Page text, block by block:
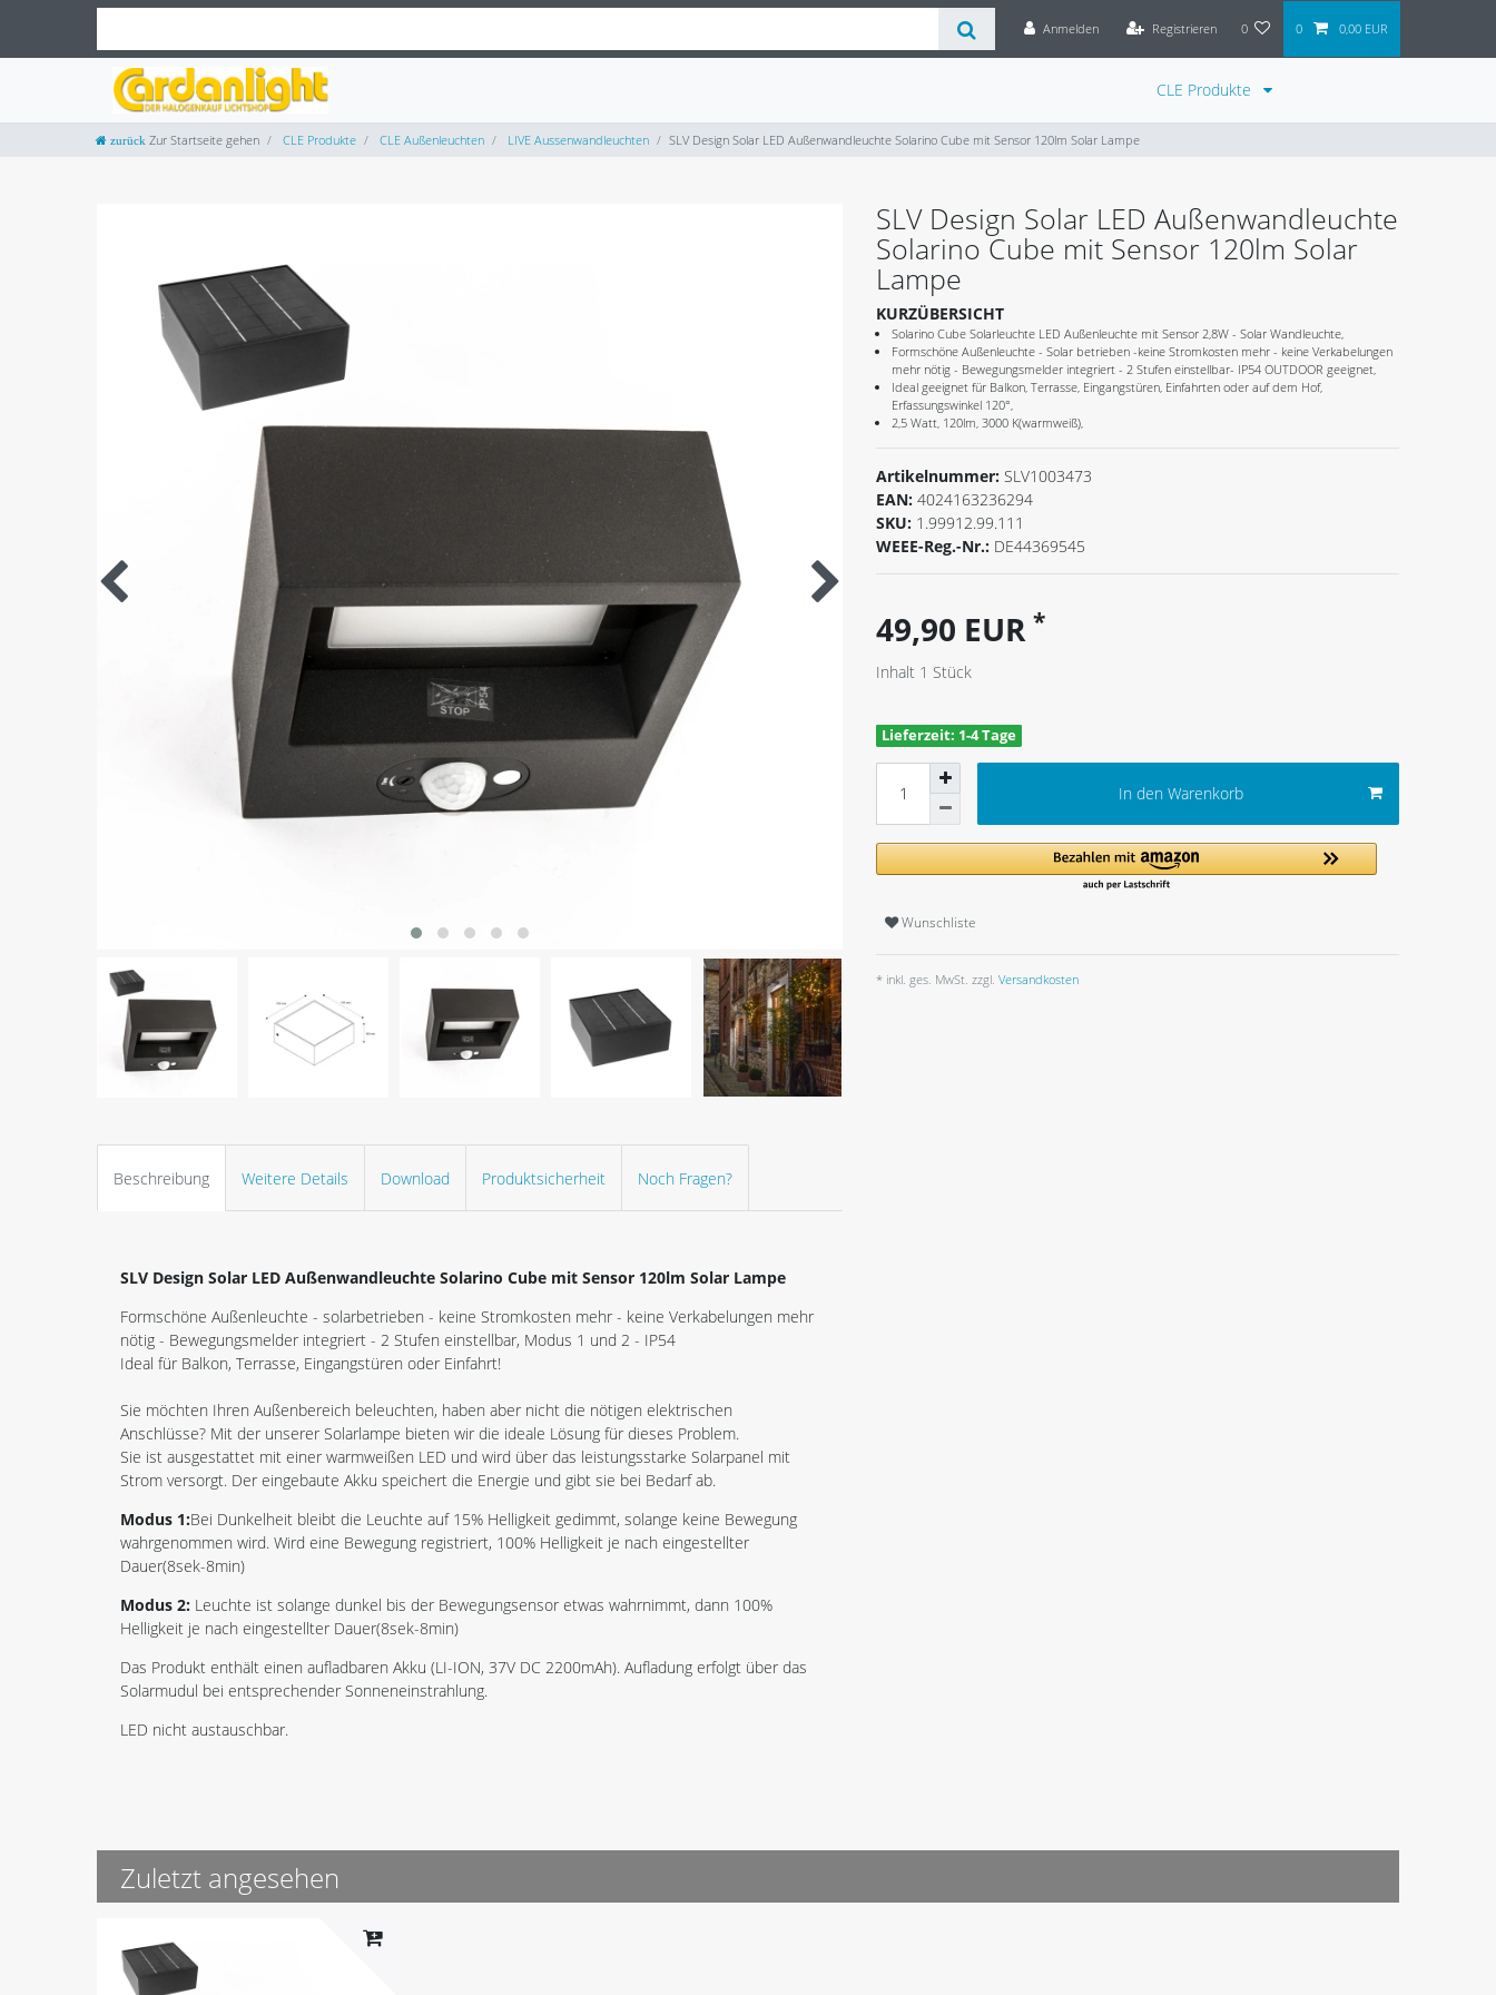
Anmelden Registrieren 0 0 0,00 EUR
CLE Produkte
Zur Startseite gehen CLE Produkte CLE Außenleuchten LIVE Aussenwandleuchten SLV Design Solar LED Außenwandleuchte Solarino Cube mit Sensor 120lm Solar Lampe
Beschreibung Weitere Details Download Produktsicherheit Noch Fragen?
SLV Design Solar LED Außenwandleuchte Solarino Cube mit Sensor 120lm Solar Lampe
Formschöne Außenleuchte - solarbetrieben - keine Stromkosten mehr - keine Verkabelungen mehr
nötig - Bewegungsmelder integriert - 2 Stufen einstellbar, Modus 1 und 2 - IP54
Ideal für Balkon, Terrasse, Eingangstüren oder Einfahrt!
Sie möchten Ihren Außenbereich beleuchten, haben aber nicht die nötigen elektrischen
Anschlüsse? Mit der unserer Solarlampe bieten wir die ideale Lösung für dieses Problem.
Sie ist ausgestattet mit einer warmweißen LED und wird über das leistungsstarke Solarpanel mit
Strom versorgt. Der eingebaute Akku speichert die Energie und gibt sie bei Bedarf ab.
Modus 1:Bei Dunkelheit bleibt die Leuchte auf 15% Helligkeit gedimmt, solange keine Bewegung
wahrgenommen wird. Wird eine Bewegung registriert, 100% Helligkeit je nach eingestellter
Dauer(8sek-8min)
Modus 2: Leuchte ist solange dunkel bis der Bewegungsensor etwas wahrnimmt, dann 100%
Helligkeit je nach eingestellter Dauer(8sek-8min)
Das Produkt enthält einen aufladbaren Akku (LI-ION, 37V DC 2200mAh). Aufladung erfolgt über das
Solarmudul bei entsprechender Sonneneinstrahlung.
LED nicht austauschbar.
SLV Design Solar LED Außenwandleuchte
Solarino Cube mit Sensor 120lm Solar
Lampe
KURZÜBERSICHT
Solarino Cube Solarleuchte LED Außenleuchte mit Sensor 2,8W - Solar Wandleuchte,
Formschöne Außenleuchte - Solar betrieben -keine Stromkosten mehr - keine Verkabelungen
mehr nötig - Bewegungsmelder integriert - 2 Stufen einstellbar- IP54 OUTDOOR geeignet,
Ideal geeignet für Balkon, Terrasse, Eingangstüren, Einfahrten oder auf dem Hof,
Erfassungswinkel 120°,
2,5 Watt, 120lm, 3000 K(warmweiß),
Artikelnummer: SLV1003473
EAN: 4024163236294
SKU: 1.99912.99.111
WEEE-Reg.-Nr.: DE44369545
49,90 EUR *
Inhalt 1 Stück
Lieferzeit: 1-4 Tage
In den Warenkorb
Wunschliste
* inkl. ges. MwSt. zzgl. Versandkosten
Zuletzt angesehen